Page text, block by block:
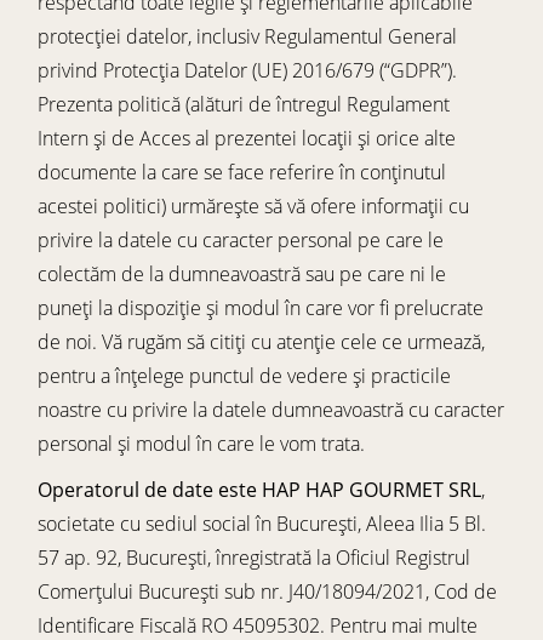
protecției datelor, inclusiv Regulamentul General
privind Protecția Datelor (UE) 2016/679 (“GDPR”).
Prezenta politică (alături de întregul Regulament
Intern și de Acces al prezentei locații și orice alte
documente la care se face referire în conținutul
acestei politici) urmărește să vă ofere informații cu
privire la datele cu caracter personal pe care le
colectăm de la dumneavoastră sau pe care ni le
puneți la dispoziție și modul în care vor fi prelucrate
de noi. Vă rugăm să citiți cu atenție cele ce urmează,
pentru a înțelege punctul de vedere și practicile
noastre cu privire la datele dumneavoastră cu caracter
personal și modul în care le vom trata.
Operatorul de date este HAP HAP GOURMET SRL,
societate cu sediul social în București, Aleea Ilia 5 Bl.
57 ap. 92, București, înregistrată la Oficiul Registrul
Comerțului București sub nr. J40/18094/2021, Cod de
Identificare Fiscală RO 45095302. Pentru mai multe